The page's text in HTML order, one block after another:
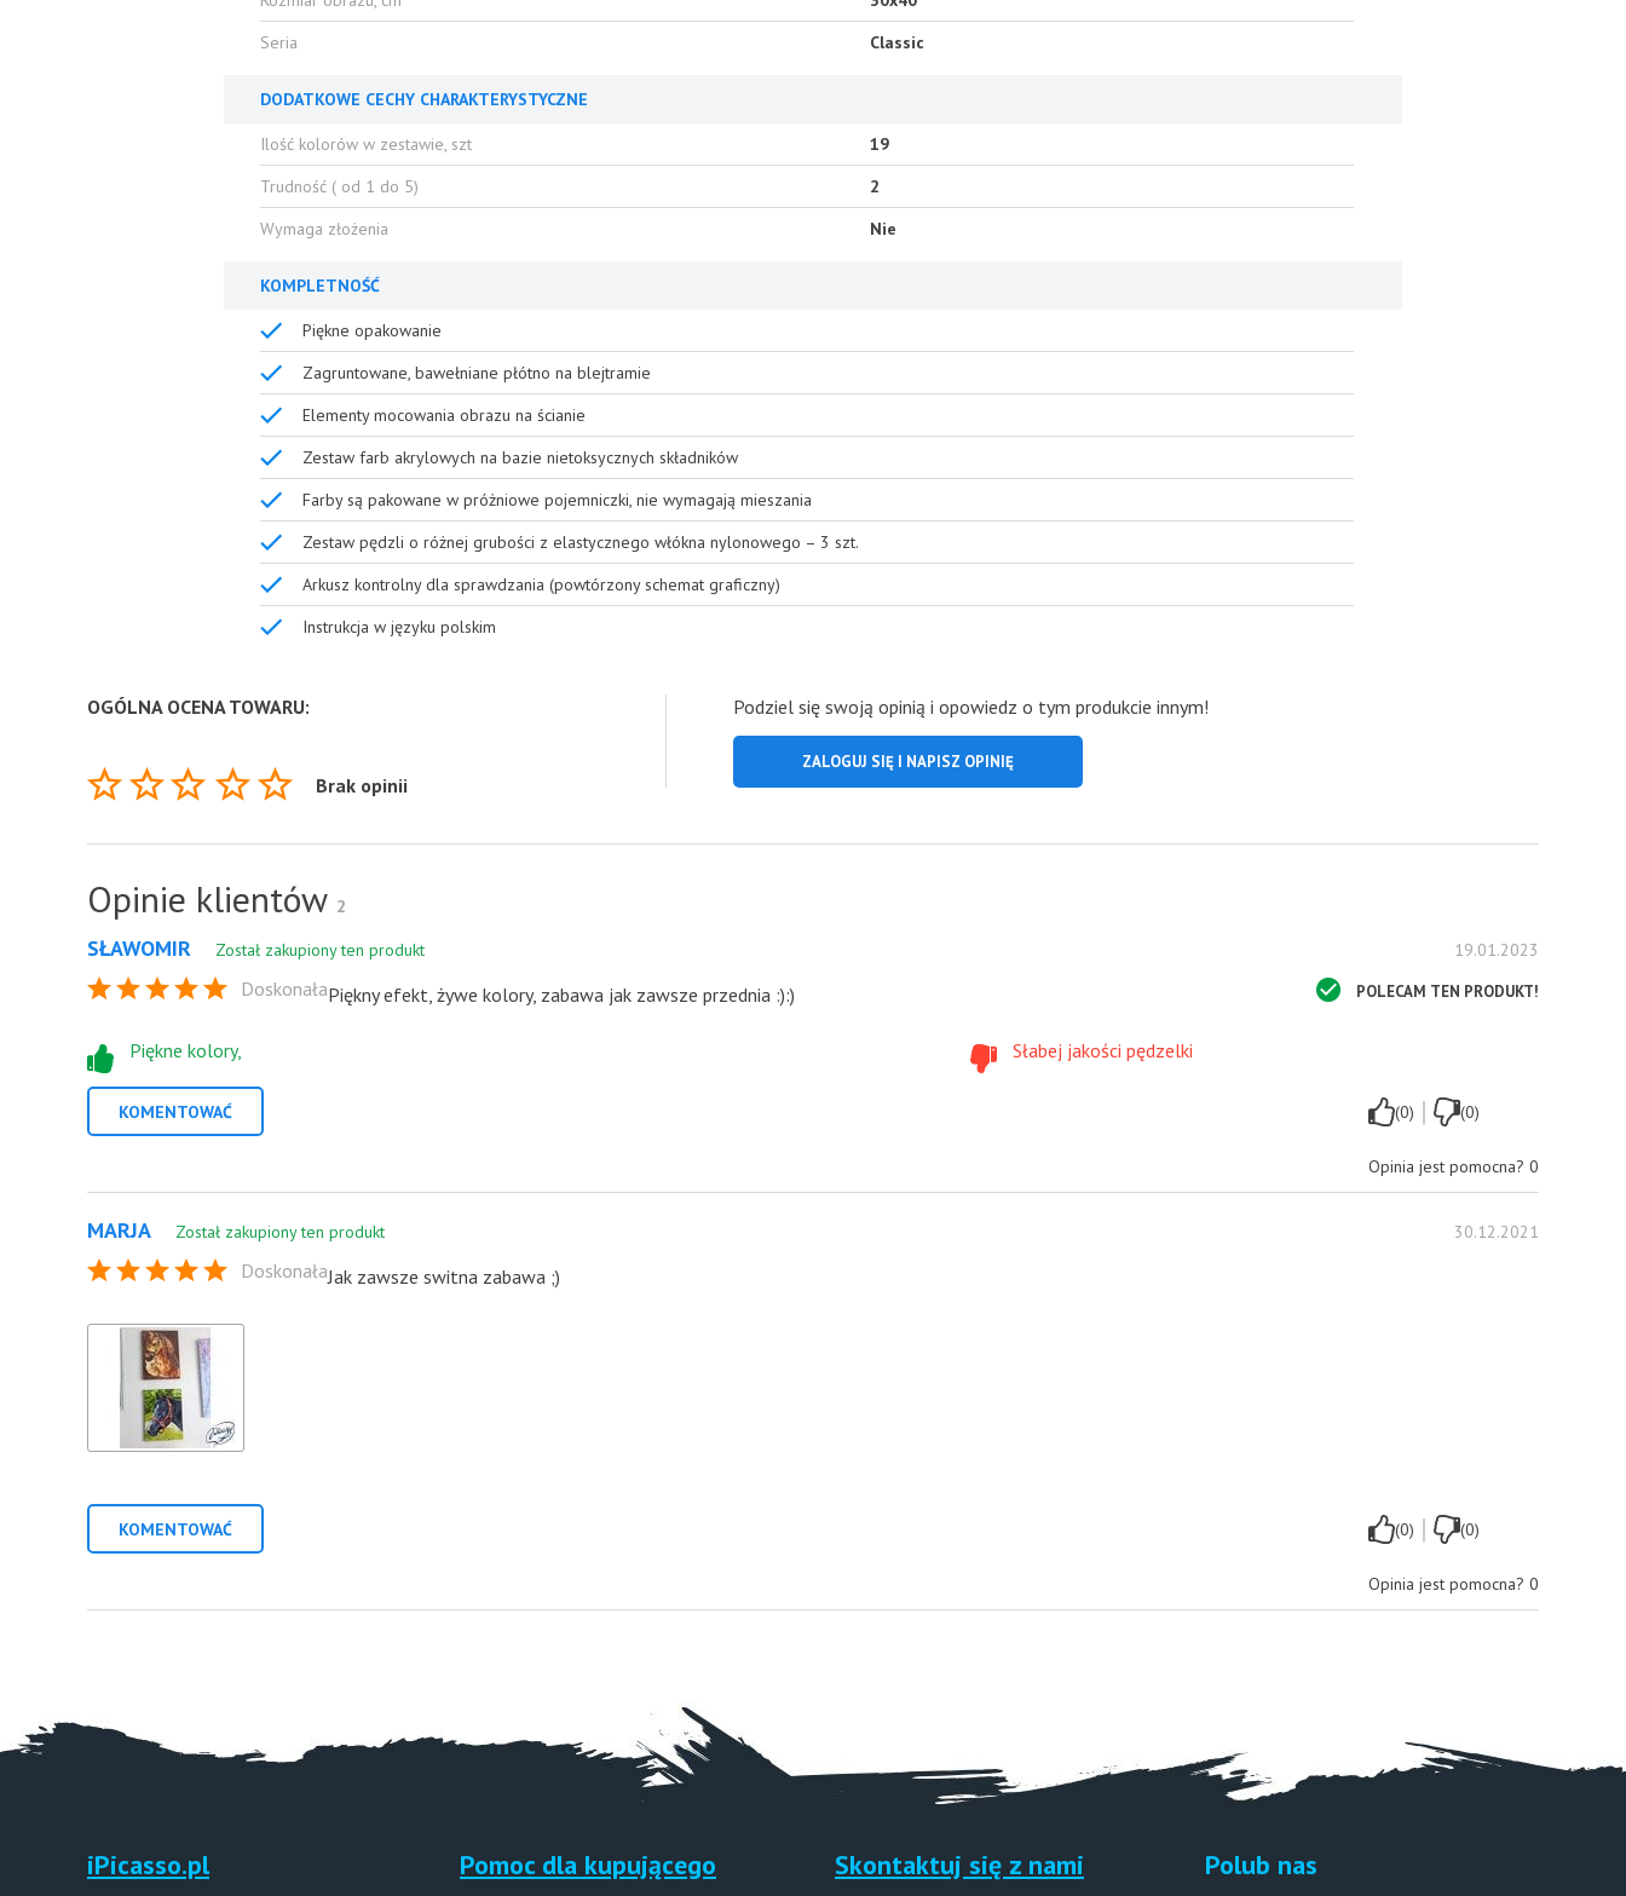
Seria
Classic
DODATKOWE CECHY CHARAKTERYSTYCZNE
Ilość kolorów w zestawie, szt
19
Trudność ( od 1 do 5)
2
Wymaga złożenia
Nie
KOMPLETNOŚĆ
Piękne opakowanie
Zagruntowane, bawełniane płótno na blejtramie
Elementy mocowania obrazu na ścianie
Zestaw farb akrylowych na bazie nietoksycznych składników
Farby są pakowane w próżniowe pojemniczki, nie wymagają mieszania
Zestaw pędzli o różnej grubości z elastycznego włókna nylonowego – 3 szt.
Arkusz kontrolny dla sprawdzania (powtórzony schemat graficzny)
Instrukcja w języku polskim
OGÓLNA OCENA TOWARU:
Brak opinii
Podziel się swoją opinią i opowiedz o tym produkcie innym!
ZALOGUJ SIĘ I NAPISZ OPINIĘ
Opinie klientów 2
SŁAWOMIR Został zakupiony ten produkt 19.01.2023
Doskonała POLECAM TEN PRODUKT!
Piękny efekt, żywe kolory, zabawa jak zawsze przednia :):)
Słabej jakości pędzelki
Piękne kolory,
KOMENTOWAĆ (0) | (0)
Opinia jest pomocna? 0
MARJA Został zakupiony ten produkt 30.12.2021
DoskonałaJak zawsze switna zabawa ;)
KOMENTOWAĆ (0) | (0)
Opinia jest pomocna? 0
iPicasso.pl Pomoc dla kupującego Skontaktuj się z nami Polub nas